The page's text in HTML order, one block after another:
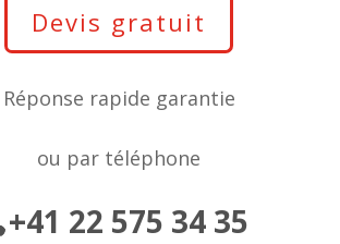
Devis gratuit
Réponse rapide garantie
ou par téléphone
+41 22 575 34 35